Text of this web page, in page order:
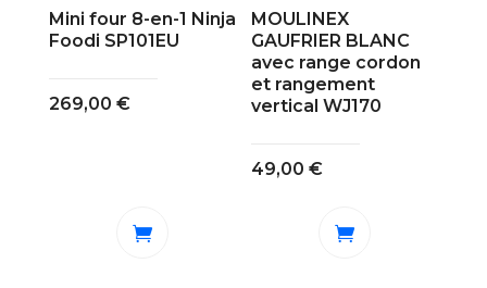
Mini four 8-en-1 Ninja
Foodi SP101EU
269,00 €
MOULINEX
GAUFRIER BLANC
avec range cordon
et rangement
vertical WJ170
49,00€